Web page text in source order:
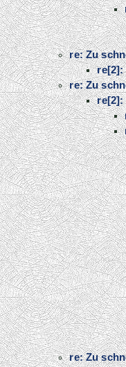
re: Zu
re[2]:
re: Zu
re[2]:
re: Zu